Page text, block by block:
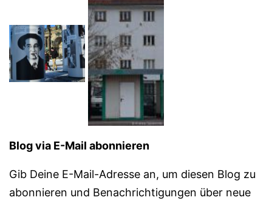
Blog via E-Mail abonnieren
Gib Deine E-Mail-Adresse an, um diesen Blog zu
abonnieren und Benachrichtigungen über neue